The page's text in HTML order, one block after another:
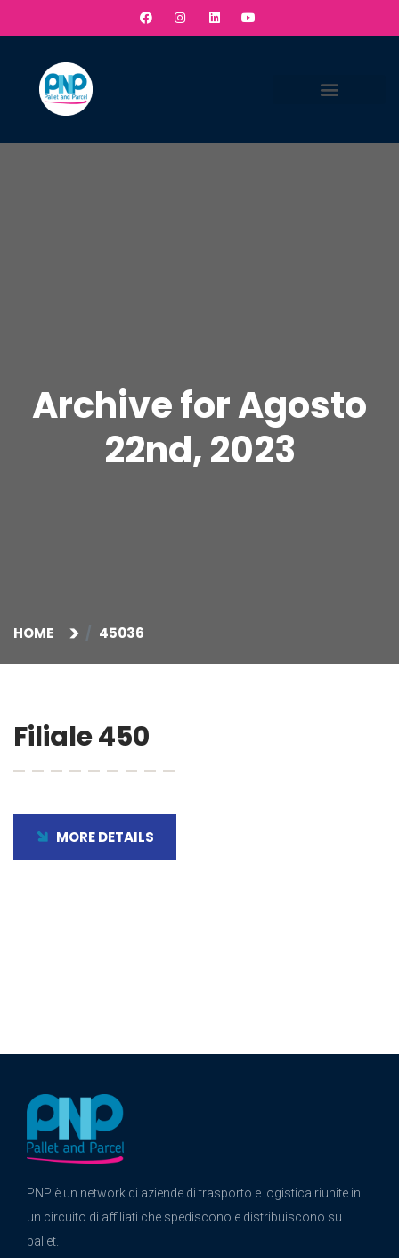
Archive for Agosto
22nd, 2023
HOME 45036
Filiale 450
MORE DETAILS
PNP è un network di aziende di trasporto e logistica riunite in
un circuito di affiliati che spediscono e distribuiscono su
pallet.